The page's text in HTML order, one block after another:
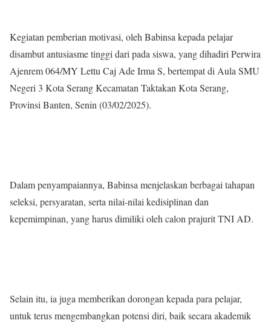
Kegiatan pemberian motivasi, oleh Babinsa kepada pelajar
disambut antusiasme tinggi dari pada siswa, yang dihadiri Perwira
Ajenrem 064/MY Lettu Caj Ade Irma S, bertempat di Aula SMU
Negeri 3 Kota Serang Kecamatan Taktakan Kota Serang,
Provinsi Banten, Senin (03/02/2025).
Dalam penyampaiannya, Babinsa menjelaskan berbagai tahapan
seleksi, persyaratan, serta nilai-nilai kedisiplinan dan
kepemimpinan, yang harus dimiliki oleh calon prajurit TNI AD.
Selain itu, ia juga memberikan dorongan kepada para pelajar,
untuk terus mengembangkan potensi diri, baik secara akademik